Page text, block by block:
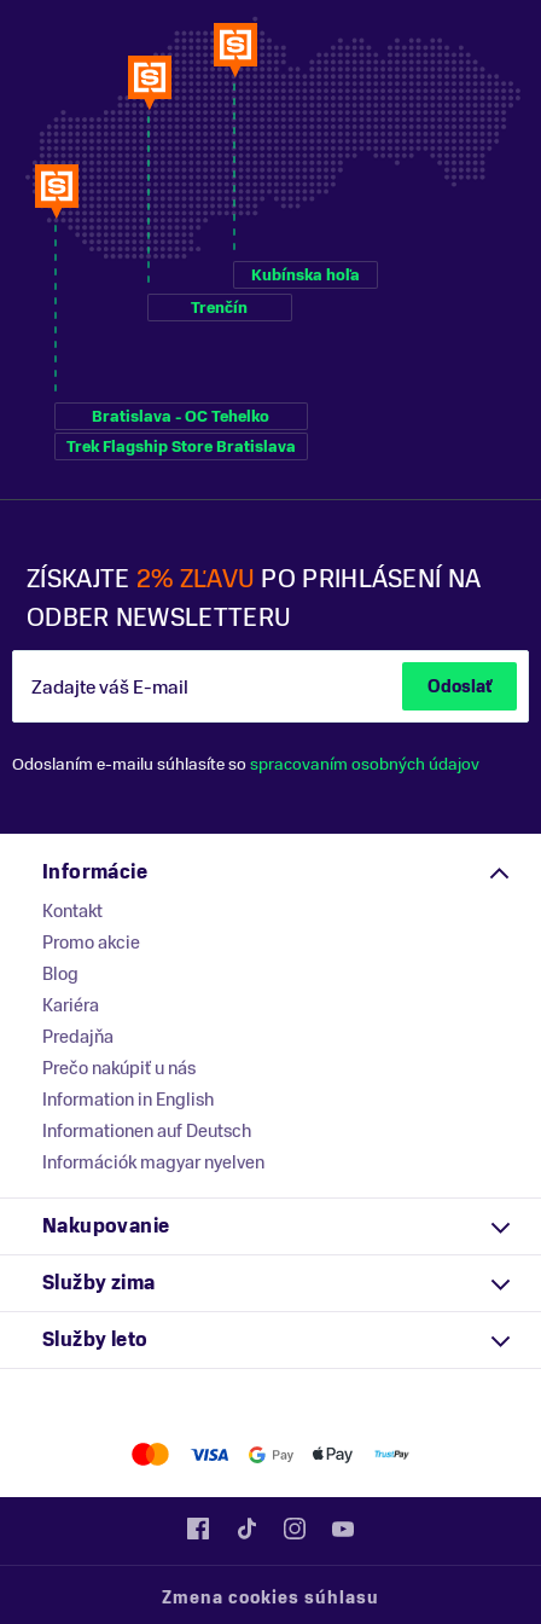
ZÍSKAJTE 2% ZĽAVU PO PRIHLÁSENÍ NA
ODBER NEWSLETTERU
Zadajte váš E-mail Odoslať
Odoslaním e-mailu súhlasíte sospracovaním osobných údajov
Bratislava - OC Tehelko
Trek Flagship Store Bratislava
Trenčín
Kubínska hoľa
Informácie
Kontakt
Promo akcie
Blog
Kariéra
Predajňa
Prečo nakúpiť u nás
Information in English
Informationen auf Deutsch
Információk magyar nyelven
Nakupovanie
Služby zima
Služby leto
Zmena cookies súhlasu